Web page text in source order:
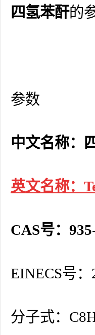
四氢苯酐的
参数
中文名称：
英文名称：
CAS号：
EINECS号：
分子式：